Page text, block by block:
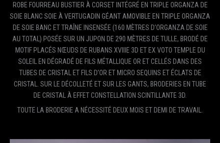
ROBE FOURREAU BUSTIER À CORSET INTÉGRÉ EN TRIPLE ORGANZA DE
SOIE BLANC SOIE À VERTUGADIN GÉANT AMOVIBLE EN TRIPLE ORGANZA
DE SOIE BANC ET TRAÎNE INSENSÉE (160 MÈTRES D’ORGANZA DE SOIE
AU TOTAL) POSÉE SUR UN JUPON DE 290 MÈTRES DE TULLE, BRODÉ DE
MOTIF PLACÉS NŒUDS DE RUBANS XVIIIE 3D ET EX VOTO TEMPLE DU
SOLEIL EN DÉGRADÉ DE FILS MÉTALLIQUE OR ET CELLÉS DANS DES
TUBES DE CRISTAL ET FILS D’OR ET MICRO SEQUINS ET ÉCLATS DE
CRISTAL. SUR LE DÉCOLLETÉ ET SUR LES GANTS, BRODERIES EN TUBE
DE CRISTAL À EFFET CONSTELLATION SCINTILLANTE 3D.
TOUTE LA BRODERIE A NÉCESSITÉ DEUX MOIS ET DEMI DE TRAVAIL.